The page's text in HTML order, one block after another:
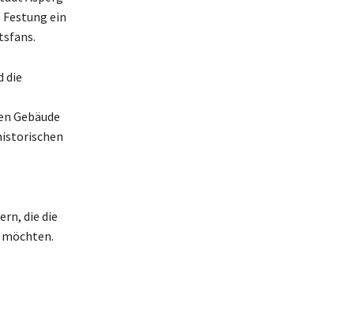
ein
die
Gebäude
die die